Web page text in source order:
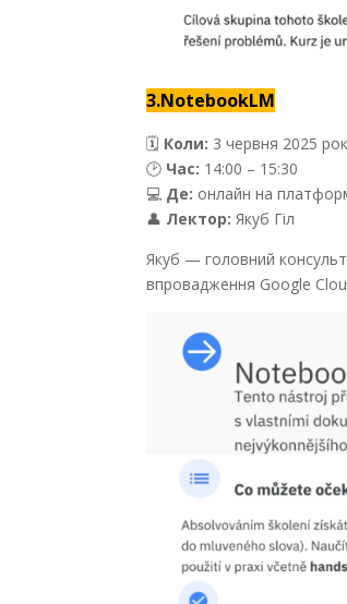
3.NotebookLM
🗓 Коли: 3 червня 2025
🕑 Час: 14:00 – 15:30
💻 Де: онлайн на
👤 Лектор: Якуб Гіл
Якуб — головний
впровадження Google